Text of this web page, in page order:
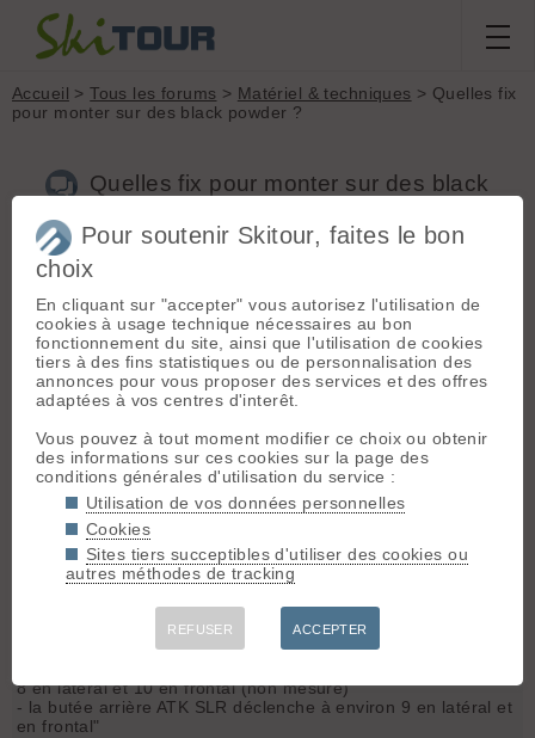
Accueil >Tous les forums > Matériel & techniques > Quelles fix
pour monter sur des black powder ?
Quelles fix pour monter sur des black
Aller à la page :Précédente 1 2 3 Suivante
Nouveau sujet Voir tous les sujets Chercher Archives
C
Chess[62posts] - Le 11/12/2013 19:28
------------- message mis à jour le 25/02/2016 ---------------
Choix de stop-ski intégrée au post précédent.
igal [20posts] - Le 12/12/2013 12:06
"EST-CE QUE J'AI BESOIN D'UN REGLAGE EN DURETE ?
En effet
latéral et en frontal
- la butée arrière PLUM race 145-165-185 déclenche à
environ 7 en latéral et 9 en frontal
8 en latéral et 10 en frontal (non mesuré)
- la butée arrière ATK SLR déclenche à environ 9 en latéral et
en frontal"
Pour soutenir Skitour, faites le bon
choix
En cliquant sur "accepter" vous autorisez l'utilisation de
cookies à usage technique nécessaires au bon
fonctionnement du site, ainsi que l'utilisation de cookies
tiers à des fins statistiques ou de personnalisation des
annonces pour vous proposer des services et des offres
adaptées à vos centres d'interêt.
Vous pouvez à tout moment modifier ce choix ou obtenir
des informations sur ces cookies sur la page des
conditions générales d'utilisation du service :
Utilisation de vos données personnelles
Cookies
Sites tiers succeptibles d'utiliser des cookies ou
autres méthodes de tracking
REFUSER ACCEPTER